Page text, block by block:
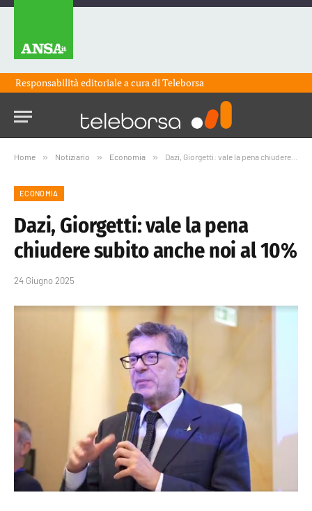
Responsabilità editoriale a cura diTeleborsa
Home » Notiziario » Economia » Dazi, Giorgetti: vale la pena chiudere subito anche noi al 10%
ECONOMIA
Dazi, Giorgetti: vale la pena
chiudere subito anche noi al 10%
24 Giugno 2025